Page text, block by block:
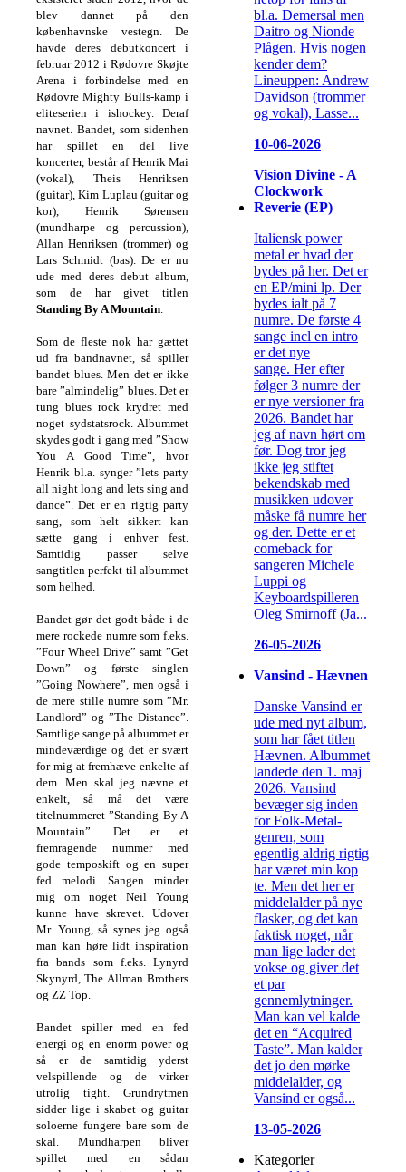
blev dannet på den
københavnske vestegn. De
havde deres debutkoncert i
februar 2012 i Rødovre Skøjte
Arena i forbindelse med en
Rødovre Mighty Bulls-kamp i
eliteserien i ishockey. Deraf
navnet. Bandet, som sidenhen
har spillet en del live
koncerter, består af Henrik Mai
(vokal), Theis Henriksen
(guitar), Kim Luplau (guitar og
kor), Henrik Sørensen
(mundharpe og percussion),
Allan Henriksen (trommer) og
Lars Schmidt (bas). De er nu
ude med deres debut album,
som de har givet titlen
Standing By A Mountain.
Som de fleste nok har gættet
ud fra bandnavnet, så spiller
bandet blues. Men det er ikke
bare ”almindelig” blues. Det er
tung blues rock krydret med
noget sydstatsrock. Albummet
skydes godt i gang med ”Show
You A Good Time”, hvor
Henrik bl.a. synger ”lets party
all night long and lets sing and
dance”. Det er en rigtig party
sang, som helt sikkert kan
sætte gang i enhver fest.
Samtidig passer selve
sangtitlen perfekt til albummet
som helhed.
Bandet gør det godt både i de
mere rockede numre som f.eks.
”Four Wheel Drive” samt ”Get
Down” og første singlen
”Going Nowhere”, men også i
de mere stille numre som ”Mr.
Landlord” og ”The Distance”.
Samtlige sange på albummet er
mindeværdige og det er svært
for mig at fremhæve enkelte af
dem. Men skal jeg nævne et
enkelt, så må det være
titelnummeret ”Standing By A
Mountain”. Det er et
fremragende nummer med
gode temposkift og en super
fed melodi. Sangen minder
mig om noget Neil Young
kunne have skrevet. Udover
Mr. Young, så synes jeg også
man kan høre lidt inspiration
fra bands som f.eks. Lynyrd
Skynyrd, The Allman Brothers
og ZZ Top.
Bandet spiller med en fed
energi og en enorm power og
så er de samtidig yderst
velspillende og de virker
utrolig tight. Grundrytmen
sidder lige i skabet og guitar
soloerne fungere bare som de
skal. Mundharpen bliver
spillet med en sådan
bl.a. Demersal men
Daitro og Nionde
Plågen. Hvis nogen
kender dem?
Lineuppen: Andrew
Davidson (trommer
og vokal), Lasse...
10-06-2026
Vision Divine - A
Clockwork
Reverie (EP)
Italiensk power
metal er hvad der
bydes på her. Det er
en EP/mini lp. Der
bydes ialt på 7
numre. De første 4
sange incl en intro
er det nye
sange. Her efter
følger 3 numre der
er nye versioner fra
2026. Bandet har
jeg af navn hørt om
før. Dog tror jeg
ikke jeg stiftet
bekendskab med
musikken udover
måske få numre her
og der. Dette er et
comeback for
sangeren Michele
Luppi og
Keyboardspilleren
Oleg Smirnoff (Ja...
26-05-2026
Vansind - Hævnen
Danske Vansind er
ude med nyt album,
som har fået titlen
Hævnen. Albummet
landede den 1. maj
2026. Vansind
bevæger sig inden
for Folk-Metal-
genren, som
egentlig aldrig rigtig
har været min kop
te. Men det her er
middelalder på nye
flasker, og det kan
faktisk noget, når
man lige lader det
vokse og giver det
et par
gennemlytninger.
Man kan vel kalde
det en “Acquired
Taste”. Man kalder
det jo den mørke
middelalder, og
Vansind er også...
13-05-2026
Kategorier